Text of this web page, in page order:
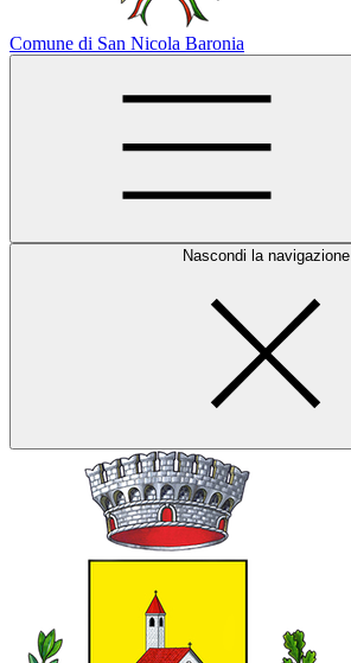
Comune di San Nicola Baronia
Nascondi la navigazione